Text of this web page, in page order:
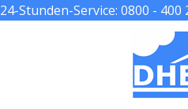
24-Stunden-Service: 0800 - 400